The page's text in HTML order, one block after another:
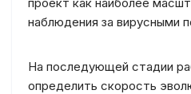
наблюдения за вирусными
На последующей стадии
определить скорость